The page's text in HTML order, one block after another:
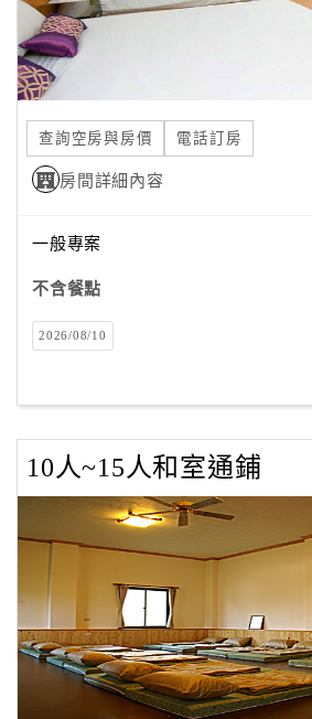
上
客
服
紅
利
查
訂
房
Q&A
卡
請
款
收
查詢空房與房價 電話訂房
房間詳細內容
一般專案
不含餐點
2026/08/10
10人~15人和室通鋪